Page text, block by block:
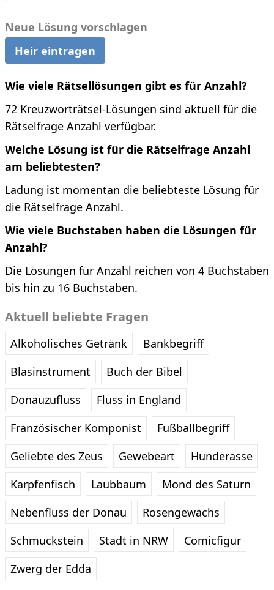
Neue Lösung vorschlagen
Heir eintragen
Wie viele Rätsellösungen gibt es für Anzahl?
72 Kreuzworträtsel-Lösungen sind aktuell für die
Rätselfrage Anzahl verfügbar.
Welche Lösung ist für die Rätselfrage Anzahl
am beliebtesten?
Ladung ist momentan die beliebteste Lösung für
die Rätselfrage Anzahl.
Wie viele Buchstaben haben die Lösungen für
Anzahl?
Die Lösungen für Anzahl reichen von 4 Buchstaben
bis hin zu 16 Buchstaben.
Aktuell beliebte Fragen
Alkoholisches Getränk
Bankbegriff
Blasinstrument
Buch der Bibel
Donauzufluss
Fluss in England
Französischer Komponist
Fußballbegriff
Geliebte des Zeus
Gewebeart
Hunderasse
Karpfenfisch
Laubbaum
Mond des Saturn
Nebenfluss der Donau
Rosengewächs
Schmuckstein
Stadt in NRW
Comicfigur
Zwerg der Edda